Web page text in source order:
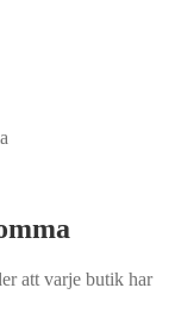
att varje butik har